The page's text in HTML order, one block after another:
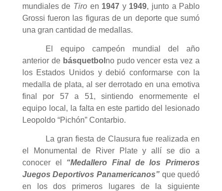
mundiales de Tiro en 1947 y 1949, junto a Pablo
Grossi fueron las figuras de un deporte que sumó
una gran cantidad de medallas.
El equipo campeón mundial del año
anterior de básquetbol no pudo vencer esta vez a
los Estados Unidos y debió conformarse con la
medalla de plata, al ser derrotado en una emotiva
final por 57 a 51, sintiendo enormemente el
equipo local, la falta en este partido del lesionado
Leopoldo “Pichón” Contarbio.
La gran fiesta de Clausura fue realizada en
el Monumental de River Plate y allí se dio a
conocer el “Medallero Final de los Primeros
Juegos Deportivos Panamericanos” que quedó
en los dos primeros lugares de la siguiente